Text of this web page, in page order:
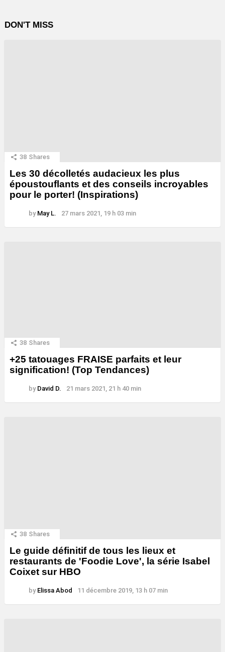
DON'T MISS
38 Shares
Les 30 décolletés audacieux les plus
époustouflants et des conseils incroyables
pour le porter! (Inspirations)
by May L. 27 mars 2021, 19 h 03 min
38 Shares
+25 tatouages ​​FRAISE parfaits et leur
signification! (Top Tendances)
by David D. 21 mars 2021, 21 h 40 min
38 Shares
Le guide définitif de tous les lieux et
restaurants de 'Foodie Love', la série Isabel
Coixet sur HBO
by Elissa Abod 11 décembre 2019, 13 h 07 min